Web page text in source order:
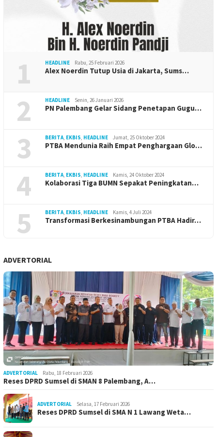
1 HEADLINE Rabu, 25 Februari 2026
Alex Noerdin Tutup Usia di Jakarta, Sums…
2 HEADLINE Senin, 26 Januari 2026
PN Palembang Gelar Sidang Penetapan Gugu…
3 BERITA EKBIS HEADLINE Jumat, 25 Oktober 2024
PTBA Mendunia Raih Empat Penghargaan Glo…
4 BERITA EKBIS HEADLINE Kamis, 24 Oktober 2024
Kolaborasi Tiga BUMN Sepakat Peningkatan…
5 BERITA EKBIS HEADLINE Kamis, 4 Juli 2024
Transformasi Berkesinambungan PTBA Hadir…
ADVERTORIAL
ADVERTORIAL Rabu, 18 Februari 2026
Reses DPRD Sumsel di SMAN 8 Palembang, A…
ADVERTORIAL Selasa, 17 Februari 2026
Reses DPRD Sumsel di SMA N 1 Lawang Weta…